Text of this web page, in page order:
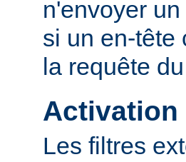
n'envoyer
si un en-tête
la requête
Activation
Les filtres